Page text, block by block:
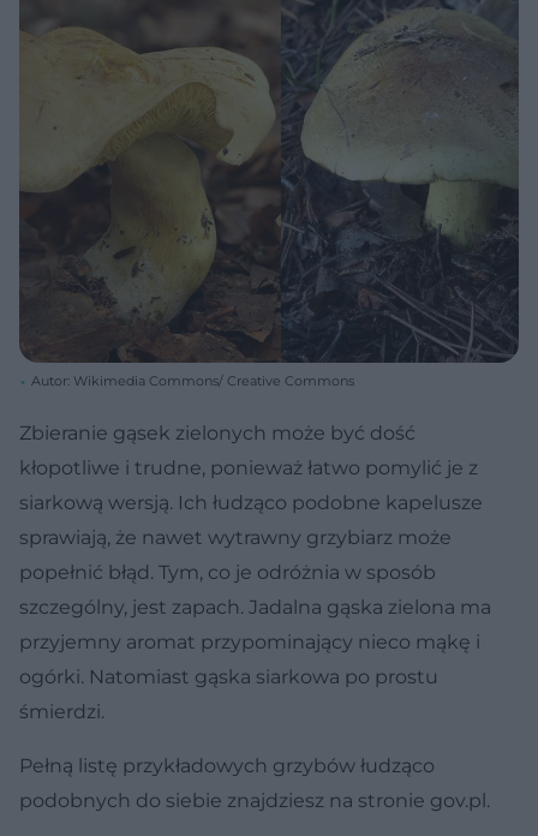
Autor: Wikimedia Commons/ Creative Commons
Zbieranie gąsek zielonych może być dość
kłopotliwe i trudne, ponieważ łatwo pomylić je z
siarkową wersją. Ich łudząco podobne kapelusze
sprawiają, że nawet wytrawny grzybiarz może
popełnić błąd. Tym, co je odróżnia w sposób
szczególny, jest zapach. Jadalna gąska zielona ma
przyjemny aromat przypominający nieco mąkę i
ogórki. Natomiast gąska siarkowa po prostu
śmierdzi.
Pełną listę przykładowych grzybów łudząco
podobnych do siebie znajdziesz na stronie gov.pl.